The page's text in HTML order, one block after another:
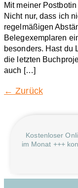
Mit meiner
Nicht nur, dass ich
regelmäßigen
Belegexemplaren
besonders. Hast du
die letzten
auch […]
← Zurück
Kostenloser
im Monat +++